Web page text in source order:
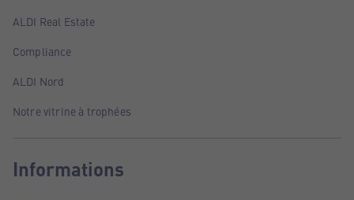
ALDI Real Estate
Compliance
ALDI Nord
Notre vitrine à trophées
Informations